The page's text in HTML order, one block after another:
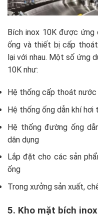
Bích inox 10K được ứng
ống và thiết bị cấp
lại với nhau. Một số ứng
10K như:
Hệ thống cấp thoát nước
Hệ thống ống dẫn khí hơi
Hệ thống đường ống
dân dụng
Lắp đặt cho các sản
ống
Trong xưởng sản xuất,
5. Kho mặt bích